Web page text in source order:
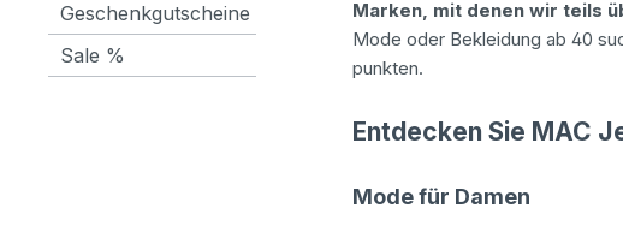
Geschenkgutscheine
Sale %
Marken, mit denen wir teils
Mode oder Bekleidung ab 40
punkten.
Entdecken Sie MAC
Mode für Damen